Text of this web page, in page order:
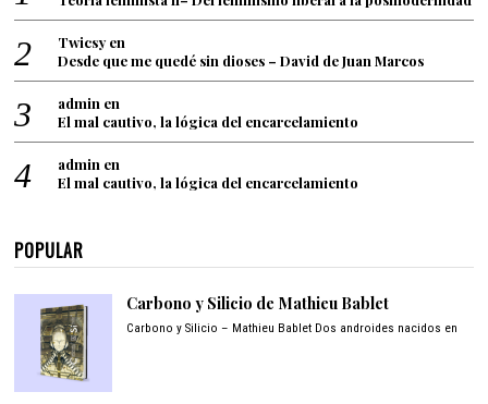
Twicsy en
Desde que me quedé sin dioses – David de Juan Marcos
admin en
El mal cautivo, la lógica del encarcelamiento
admin en
El mal cautivo, la lógica del encarcelamiento
POPULAR
Carbono y Silicio de Mathieu Bablet
Carbono y Silicio – Mathieu Bablet Dos androides nacidos en